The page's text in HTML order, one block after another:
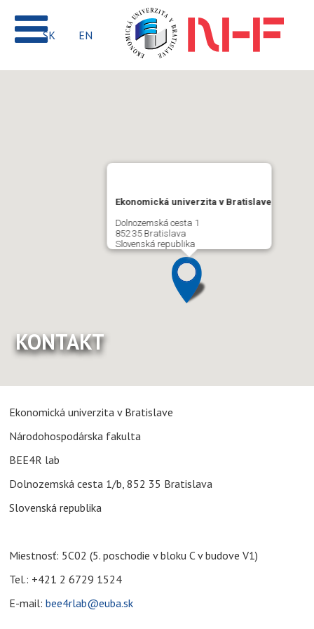
SK EN
Ekonomická univerzita v Bratislave
Dolnozemská cesta 1
852 35 Bratislava
Slovenská republika
KONTAKT
Ekonomická univerzita v Bratislave
Národohospodárska fakulta
BEE4R lab
Dolnozemská cesta 1/b, 852 35 Bratislava
Slovenská republika
Miestnosť: 5C02 (5. poschodie v bloku C v budove V1)
Tel.: +421 2 6729 1524
E-mail: